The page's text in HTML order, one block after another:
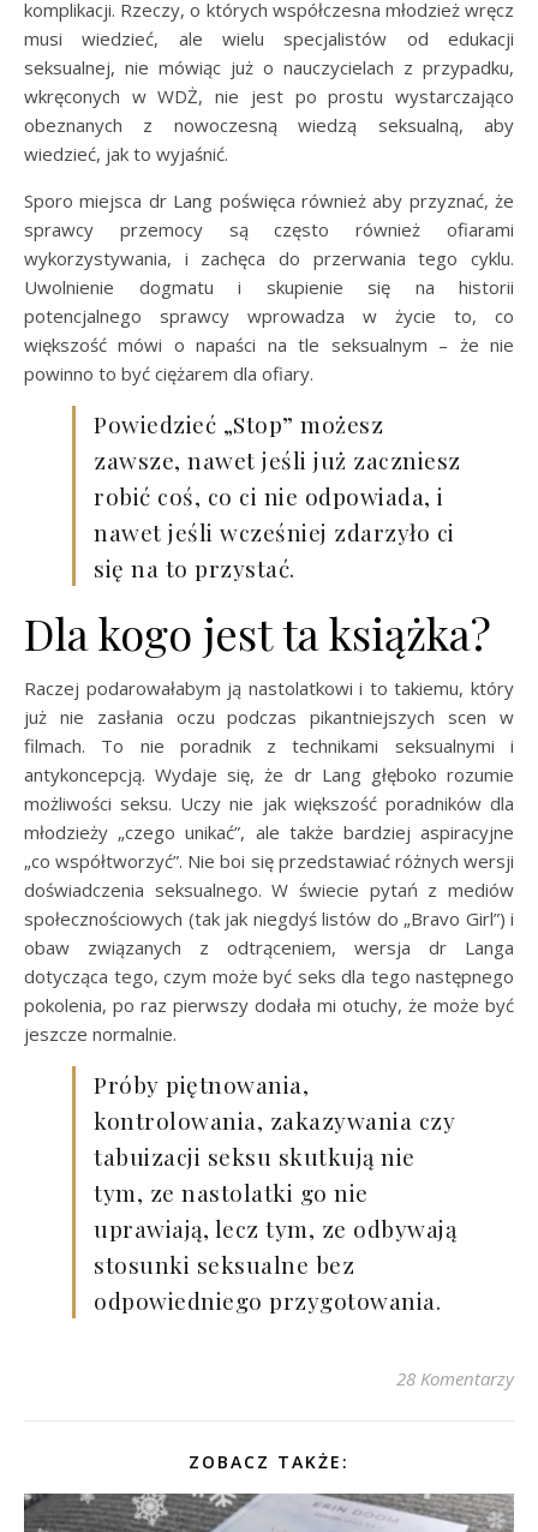
komplikacji. Rzeczy, o których współczesna młodzież wręcz
musi wiedzieć, ale wielu specjalistów od edukacji
seksualnej, nie mówiąc już o nauczycielach z przypadku,
wkręconych w WDŻ, nie jest po prostu wystarczająco
obeznanych z nowoczesną wiedzą seksualną, aby
wiedzieć, jak to wyjaśnić.
Sporo miejsca dr Lang poświęca również aby przyznać, że
sprawcy przemocy są często również ofiarami
wykorzystywania, i zachęca do przerwania tego cyklu.
Uwolnienie dogmatu i skupienie się na historii
potencjalnego sprawcy wprowadza w życie to, co
większość mówi o napaści na tle seksualnym – że nie
powinno to być ciężarem dla ofiary.
Powiedzieć „Stop” możesz
zawsze, nawet jeśli już zaczniesz
robić coś, co ci nie odpowiada, i
nawet jeśli wcześniej zdarzyło ci
się na to przystać.
Dla kogo jest ta książka?
Raczej podarowałabym ją nastolatkowi i to takiemu, który
już nie zasłania oczu podczas pikantniejszych scen w
filmach. To nie poradnik z technikami seksualnymi i
antykoncepcją. Wydaje się, że dr Lang głęboko rozumie
możliwości seksu. Uczy nie jak większość poradników dla
młodzieży „czego unikać”, ale także bardziej aspiracyjne
„co współtworzyć”. Nie boi się przedstawiać różnych wersji
doświadczenia seksualnego. W świecie pytań z mediów
społecznościowych (tak jak niegdyś listów do „Bravo Girl”) i
obaw związanych z odtrąceniem, wersja dr Langa
dotycząca tego, czym może być seks dla tego następnego
pokolenia, po raz pierwszy dodała mi otuchy, że może być
jeszcze normalnie.
Próby piętnowania,
kontrolowania, zakazywania czy
tabuizacji seksu skutkują nie
tym, ze nastolatki go nie
uprawiają, lecz tym, ze odbywają
stosunki seksualne bez
odpowiedniego przygotowania.
28 Komentarzy
ZOBACZ TAKŻE: